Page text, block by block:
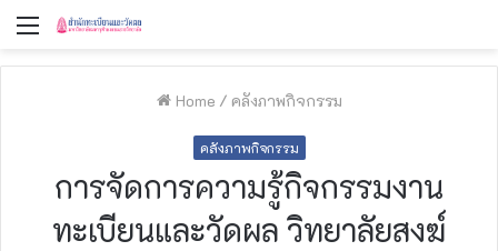
Menu
Home / คลังภาพกิจกรรม
คลังภาพกิจกรรม
การจัดการความรู้กิจกรรมงาน
ทะเบียนและวัดผล วิทยาลัยสงฆ์